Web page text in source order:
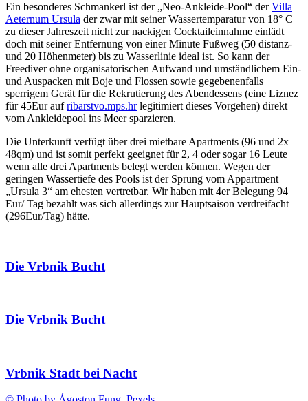
Ein besonderes Schmankerl ist der „Neo-Ankleide-Pool“ derVilla
Aeternum Ursula der zwar mit seiner Wassertemparatur von 18° C
zu dieser Jahreszeit nicht zur nackigen Cocktaileinnahme einlädt
doch mit seiner Entfernung von einer Minute Fußweg (50 distanz-
und 20 Höhenmeter) bis zu Wasserlinie ideal ist. So kann der
Freediver ohne organisatorischen Aufwand und umständlichem Ein-
und Auspacken mit Boje und Flossen sowie gegebenenfalls
sperrigem Gerät für die Rekrutierung des Abendessens (eine Liznez
für 45Eur aufribarstvo.mps.hrlegitimiert dieses Vorgehen) direkt
vom Ankleidepool ins Meer sparzieren.
Die Unterkunft verfügt über drei mietbare Apartments (96 und 2x
48qm) und ist somit perfekt geeignet für 2, 4 oder sogar 16 Leute
wenn alle drei Apartments belegt werden können. Wegen der
geringen Wassertiefe des Pools ist der Sprung vom Appartment
„Ursula 3“ am ehesten vertretbar. Wir haben mit 4er Belegung 94
Eur/ Tag bezahlt was sich allerdings zur Hauptsaison verdreifacht
(296Eur/Tag) hätte.
Die Vrbnik Bucht
Die Vrbnik Bucht
Vrbnik Stadt bei Nacht